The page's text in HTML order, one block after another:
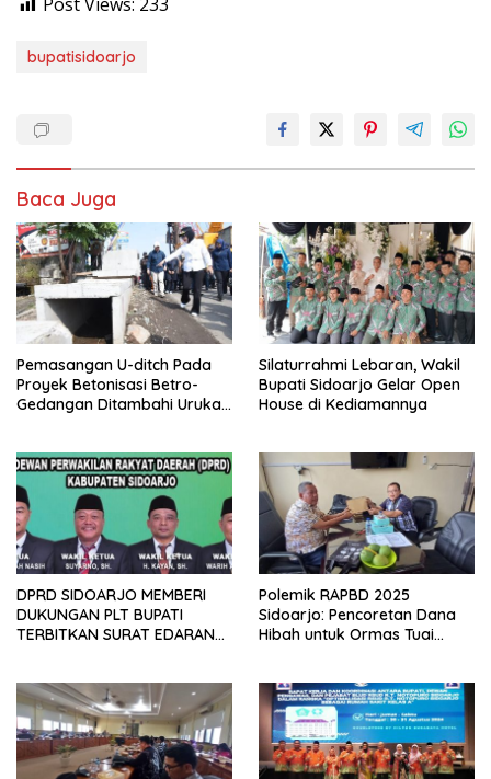
bupatisidoarjo
Baca Juga
Pemasangan U-ditch Pada
Proyek Betonisasi Betro-
Gedangan Ditambahi Urukan
Silaturrahmi Lebaran, Wakil
Bupati Sidoarjo Gelar Open
House di Kediamannya
DPRD SIDOARJO MEMBERI
DUKUNGAN PLT BUPATI
TERBITKAN SURAT EDARAN
TK, PAUD, SD, SMP/MTS
KELUAR KOTA
Polemik RAPBD 2025
Sidoarjo: Pencoretan Dana
Hibah untuk Ormas Tuai